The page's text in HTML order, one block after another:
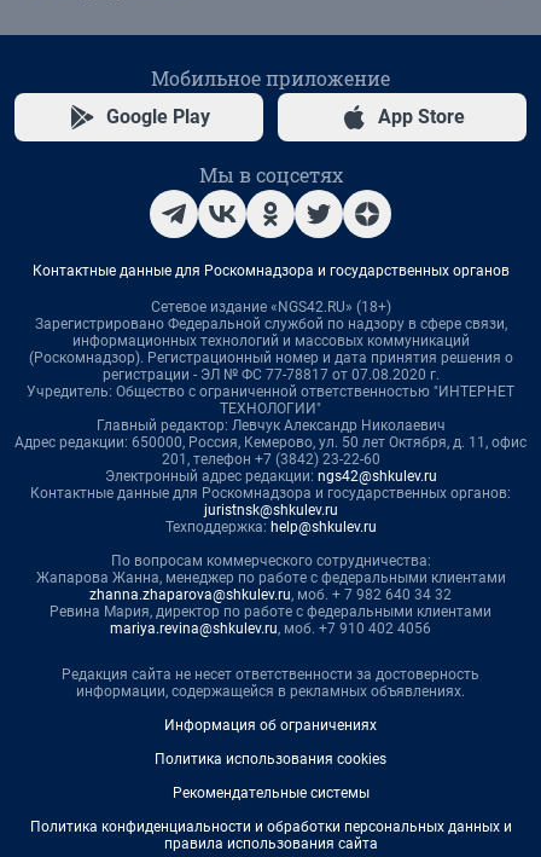
Мобильное приложение
Google Play App Store
Мы в соцсетях
Контактные данные для Роскомнадзора и государственных органов
Сетевое издание «NGS42.RU» (18+)
Зарегистрировано Федеральной службой по надзору в сфере связи,
информационных технологий и массовых коммуникаций
(Роскомнадзор). Регистрационный номер и дата принятия решения о
регистрации - ЭЛ № ФС 77-78817 от 07.08.2020 г.
Учредитель: Общество с ограниченной ответственностью "ИНТЕРНЕТ
ТЕХНОЛОГИИ"
Главный редактор: Левчук Александр Николаевич
Адрес редакции: 650000, Россия, Кемерово, ул. 50 лет Октября, д. 11, офис
201, телефон +7 (3842) 23-22-60
Электронный адрес редакции: ngs42@shkulev.ru
Контактные данные для Роскомнадзора и государственных органов:
juristnsk@shkulev.ru
Техподдержка: help@shkulev.ru
По вопросам коммерческого сотрудничества:
Жапарова Жанна, менеджер по работе с федеральными клиентами
zhanna.zhaparova@shkulev.ru, моб. + 7 982 640 34 32
Ревина Мария, директор по работе с федеральными клиентами
mariya.revina@shkulev.ru, моб. +7 910 402 4056
Редакция сайта не несет ответственности за достоверность
информации, содержащейся в рекламных объявлениях.
Информация об ограничениях
Политика использования cookies
Рекомендательные системы
Политика конфиденциальности и обработки персональных данных и
правила использования сайта